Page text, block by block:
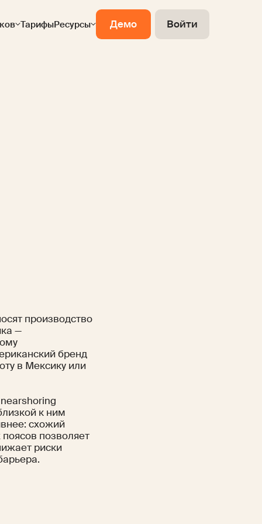
ТарифыРесурсы Демо Войти
производство
—
бренд
в Мексику или
к ним
схожий
позволяет
риски